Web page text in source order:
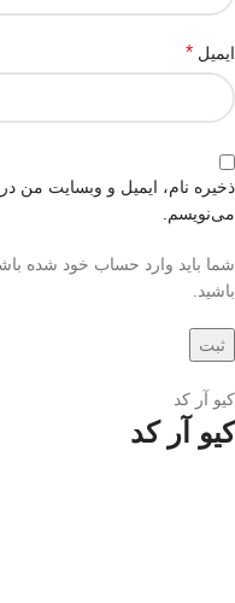
ایمیل *
ذخیره نام، ایمیل و وبسایت من
می‌نویسم.
شما باید وارد حساب خود شده
باشید.
کیو آر کد
کیو آر کد